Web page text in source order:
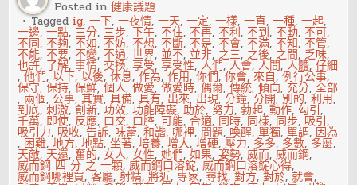
生
活
Posted in健康議題
Tagged ig,一下,一夜情,一天,一定,一樣,一直,一種,一起,
一邊,一點, 三分, 三步,下午,不住,不再,不利,不到,不動,不可,
不同,不夠,不如,不妨,不想,不斷,不是,不會,不滿,不知,不管,
不能,不要,不變,不過,世界,並不,並非, 之三, 之後, 之間, 乏味,
也許, 了解,事情, 交換,享受,享受性,人們,人會,人間,人體,仔細
,他們,以下,以後,休息,作為,作用,你們,你會,來自,例行公事,
保守,保持,保鮮,個人,做愛,做愛時,偶爾,傳統,傾向, 充分,全部
, 兩個,公事,其實,具備,具有, 出來, 出現,分鐘,分開, 別的,利用,
到底,刺激,創新,功效,功能障礙,助於,努力,勃起,動作,勾引,
千萬, 即使, 反應, 口交, 口腔,可能,合適, 同時, 同樣, 同步, 吸引,
吸引力, 吸收,告訴, 味蕾,和諧, 哪裡, 問題, 喚醒,單獨,單調, 因為
, 困難,地方,地點,坐著,培養,增大,增硬,壓力, 多多, 多數, 多麼,
天敵, 天還,奮的,女人,女性,她們,如果,姿勢,威而,威而鋼,
威而鋼 四 分 之 一顆,威而鋼口溶錠,威而鋼口溶錠心得,
威而鋼哪裡買,客廳,射精,將近,專家,尋找,對方,對於,就會,